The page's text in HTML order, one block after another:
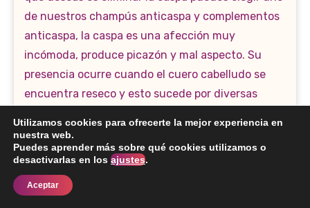
Utilizamos cookies para ofrecerte la mejor experiencia en
nuestra web.
Puedes aprender más sobre qué cookies utilizamos o
desactivarlas en los ajustes.
Aceptar